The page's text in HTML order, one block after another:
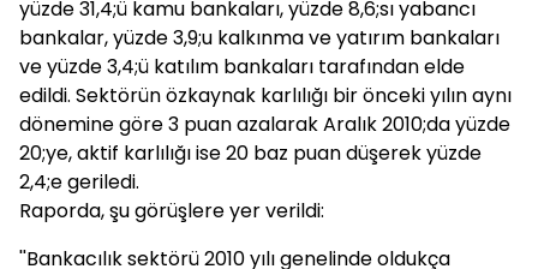
yüzde 31,4;ü kamu bankaları, yüzde 8,6;sı yabancı
bankalar, yüzde 3,9;u kalkınma ve yatırım bankaları
ve yüzde 3,4;ü katılım bankaları tarafından elde
edildi. Sektörün özkaynak karlılığı bir önceki yılın aynı
dönemine göre 3 puan azalarak Aralık 2010;da yüzde
20;ye, aktif karlılığı ise 20 baz puan düşerek yüzde
2,4;e geriledi.
Raporda, şu görüşlere yer verildi:
''Bankacılık sektörü 2010 yılı genelinde oldukça